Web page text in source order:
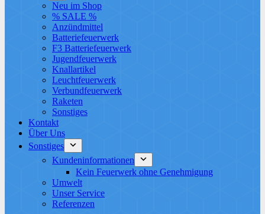
Neu im Shop
% SALE %
Anzündmittel
Batteriefeuerwerk
F3 Batteriefeuerwerk
Jugendfeuerwerk​
Knallartikel
Leuchtfeuerwerk​
Verbundfeuerwerk
Raketen
Sonstiges
Kontakt
Über Uns
Sonstiges
Kundeninformationen
Kein Feuerwerk ohne Genehmigung
Umwelt
Unser Service
Referenzen